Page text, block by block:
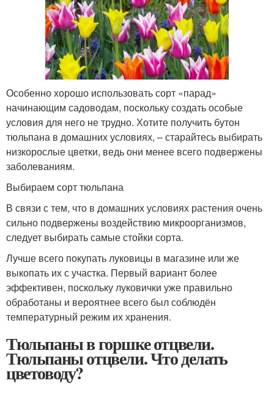
Особенно хорошо использовать сорт «парад»
начинающим садоводам, поскольку создать особые
условия для него не трудно. Хотите получить бутон
тюльпана в домашних условиях, – старайтесь выбирать
низкорослые цветки, ведь они менее всего подвержены
заболеваниям.
Выбираем сорт тюльпана
В связи с тем, что в домашних условиях растения очень
сильно подвержены воздействию микроорганизмов,
следует выбирать самые стойки сорта.
Лучше всего покупать луковицы в магазине или же
выкопать их с участка. Первый вариант более
эффективен, поскольку луковички уже правильно
обработаны и вероятнее всего был соблюдён
температурный режим их хранения.
Тюльпаны в горшке отцвели.
Тюльпаны отцвели. Что делать
цветоводу?